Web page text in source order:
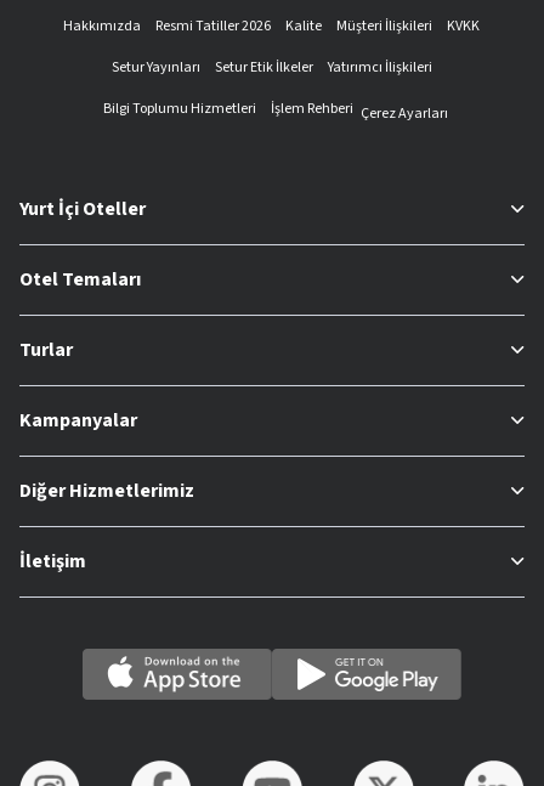
Hakkımızda Resmi Tatiller 2026 Kalite Müşteri İlişkileri
KVKK
Setur Yayınları
Setur Etik İlkeler
Yatırımcı İlişkileri
Bilgi Toplumu Hizmetleri
İşlem Rehberi Çerez Ayarları
Yurt İçi Oteller
Otel Temaları
Turlar
Kampanyalar
Diğer Hizmetlerimiz
İletişim